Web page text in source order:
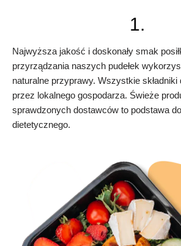
1.
Najwyższa jakość i doskonały smak
przyrządzania naszych pudełek
naturalne przyprawy. Wszystkie
przez lokalnego gospodarza. Świeże
sprawdzonych dostawców to podstawa
dietetycznego.